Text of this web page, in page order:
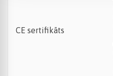
CE sertifikāts